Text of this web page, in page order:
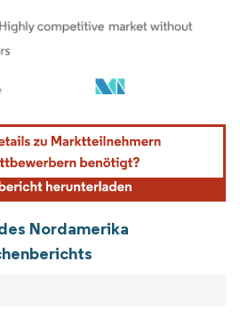
erfordert Namensnennung gemäß
Nordamerika